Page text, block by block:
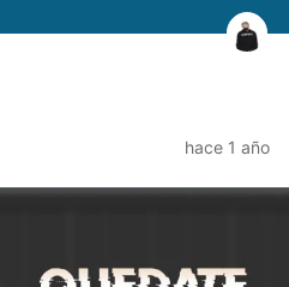
hace 1 año